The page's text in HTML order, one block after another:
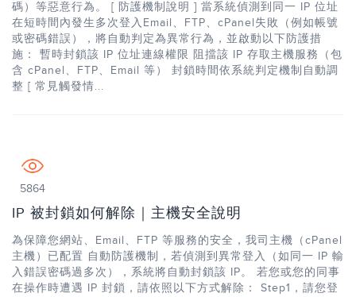
碼）等惡意行為。 [ 防護機制說明 ] 當系統偵測到同一 IP 位址
在短時間內發生多次登入Email、FTP、cPanel失敗（例如帳號
或密碼錯誤），將自動判定為異常行為，並啟動以下防護措
施： 暫時封鎖該 IP 位址連線權限 阻擋該 IP 存取主機服務（包
含 cPanel、FTP、Email 等） 封鎖時間依系統判定機制自動調
整 [ 常見觸發情...
5864
IP 被封鎖如何解除｜主機安全說明
為保障您網站、Email、FTP 等服務的安全，我司主機（cPanel
主機）已配置 自動防護機制，若偵測到異常登入（如同一 IP 輸
入錯誤密碼過多次），系統將自動封鎖該 IP。 若您或您的同事
在操作時遭遇 IP 封鎖，請依照以下方式解除： Step1，請您登